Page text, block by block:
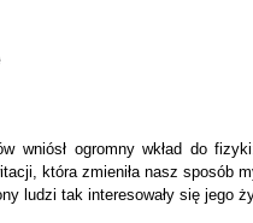
wniósł ogromny wkład do
która zmieniła nasz sposób
ludzi tak interesowały się jego